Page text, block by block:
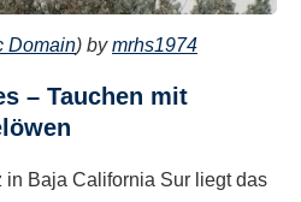
Domain) bymrhs1974
– Tauchen mit
in Baja California Sur liegt das